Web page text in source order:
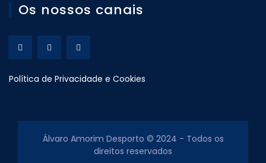
Os nossos canais
Política de Privacidade e Cookies
Álvaro Amorim Desporto © 2024 - Todos os
direitos reservados